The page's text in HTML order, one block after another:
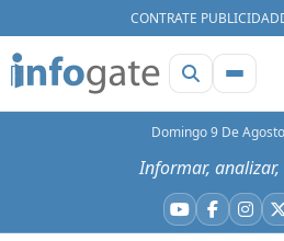
CONTRATE PUBLICIDAD
Domingo 9 De
Informar,
YouTube